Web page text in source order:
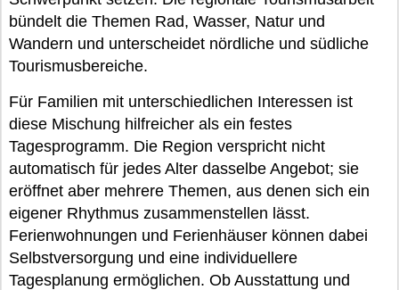
bündelt die Themen Rad, Wasser, Natur und
Wandern und unterscheidet nördliche und südliche
Tourismusbereiche.
Für Familien mit unterschiedlichen Interessen ist
diese Mischung hilfreicher als ein festes
Tagesprogramm. Die Region verspricht nicht
automatisch für jedes Alter dasselbe Angebot; sie
eröffnet aber mehrere Themen, aus denen sich ein
eigener Rhythmus zusammenstellen lässt.
Ferienwohnungen und Ferienhäuser können dabei
Selbstversorgung und eine individuellere
Tagesplanung ermöglichen. Ob Ausstattung und